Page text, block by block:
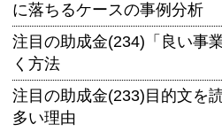
に落ちるケースの事例分析
注目の助成金(234)「良い事
く方法
注目の助成金(233)目的文を
多い理由